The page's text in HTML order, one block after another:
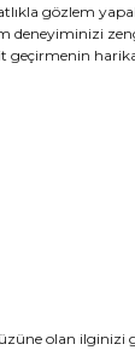
gözlem
deneyiminizi
geçirmenin
olan